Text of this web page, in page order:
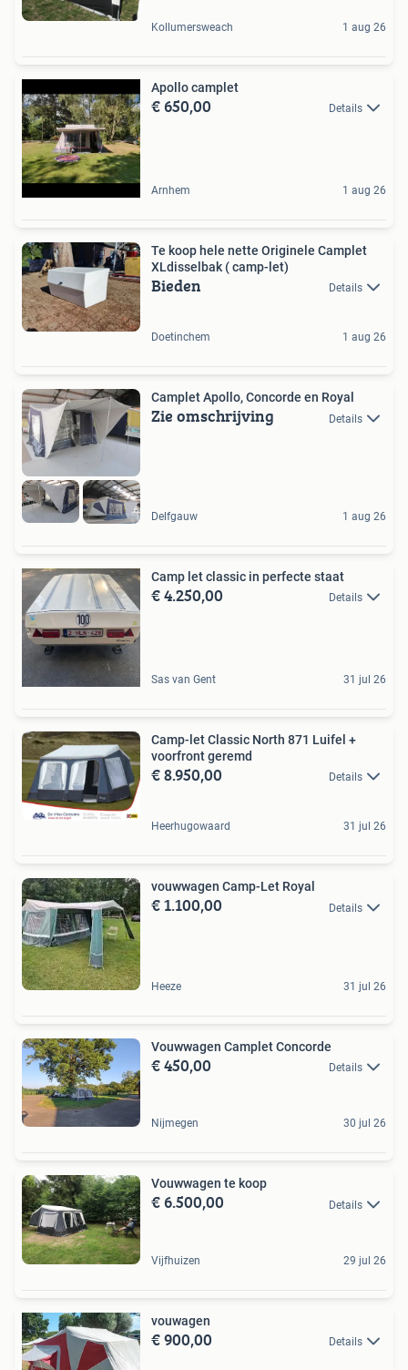
Kollumersweach 1 aug 26
Apollo camplet
€ 650,00 Details
Arnhem 1 aug 26
Te koop hele nette Originele Camplet
XLdisselbak ( camp-let)
Bieden Details
Doetinchem 1 aug 26
Camplet Apollo, Concorde en Royal
Zie omschrijving Details
Delfgauw 1 aug 26
Camp let classic in perfecte staat
€ 4.250,00 Details
Sas van Gent 31 jul 26
Camp-let Classic North 871 Luifel +
voorfront geremd
€ 8.950,00 Details
Heerhugowaard 31 jul 26
vouwwagen Camp-Let Royal
€ 1.100,00 Details
Heeze 31 jul 26
Vouwwagen Camplet Concorde
€ 450,00 Details
Nijmegen 30 jul 26
Vouwwagen te koop
€ 6.500,00 Details
Vijfhuizen 29 jul 26
vouwagen
€ 900,00 Details